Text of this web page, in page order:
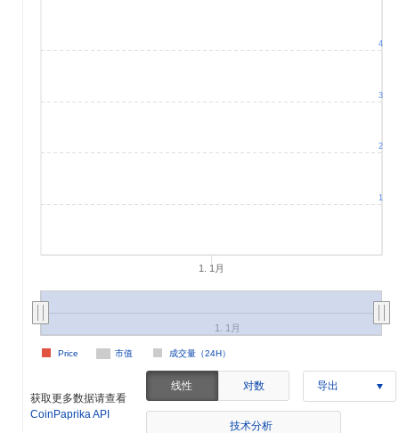
1. 1月
市值 成交量（24H）
Price
1. 1月
1
2
3
4
获取更多数据请查看
CoinPaprika API
线性 对数 导出
技术分析